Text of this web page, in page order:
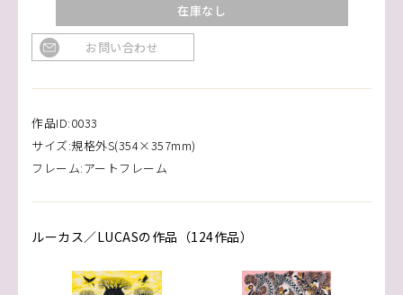
在庫なし
お問い合わせ
作品ID:0033
サイズ:規格外S(354×357mm)
フレーム:アートフレーム
ルーカス／LUCASの作品（124作品）